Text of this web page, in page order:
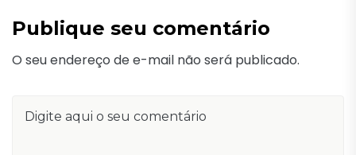
Publique seu comentário
O seu endereço de e-mail não será publicado.